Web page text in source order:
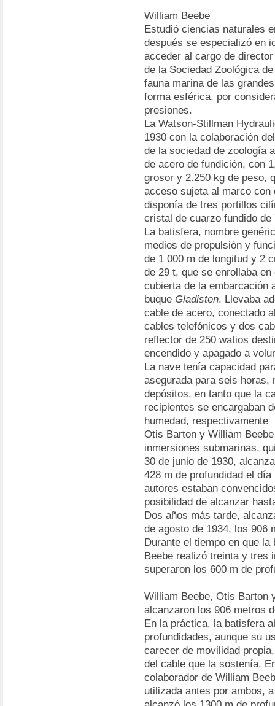
William Beebe
Estudió ciencias naturales
después se especializó en
acceder al cargo de
de la Sociedad Zoológica
fauna marina de las
forma esférica, por
presiones.
La Watson-Stillman
1930 con la colaboración
de la sociedad de zoología
de acero de fundición, con
grosor y 2.250 kg de peso,
acceso sujeta al marco
disponía de tres portillos
cristal de cuarzo fundido
La batisfera, nombre
medios de propulsión y
de 1 000 m de longitud y 2
de 29 t, que se enrollaba
cubierta de la embarcación
buque Gladisten. Llevaba
cable de acero, conectado
cables telefónicos y dos
reflector de 250 watios
encendido y apagado a
La nave tenía capacidad
asegurada para seis horas,
depósitos, en tanto que la
recipientes se encargaban
humedad, respectivamente
Otis Barton y William
inmersiones submarinas,
30 de junio de 1930,
428 m de profundidad el
autores estaban
posibilidad de alcanzar
Dos años más tarde,
de agosto de 1934, los 906
Durante el tiempo en que
Beebe realizó treinta y tres
superaron los 600 m de
William Beebe, Otis Barton
alcanzaron los 906 metros
En la práctica, la batisfera
profundidades, aunque su
carecer de movilidad
del cable que la sostenía.
colaborador de William
utilizada antes por ambos,